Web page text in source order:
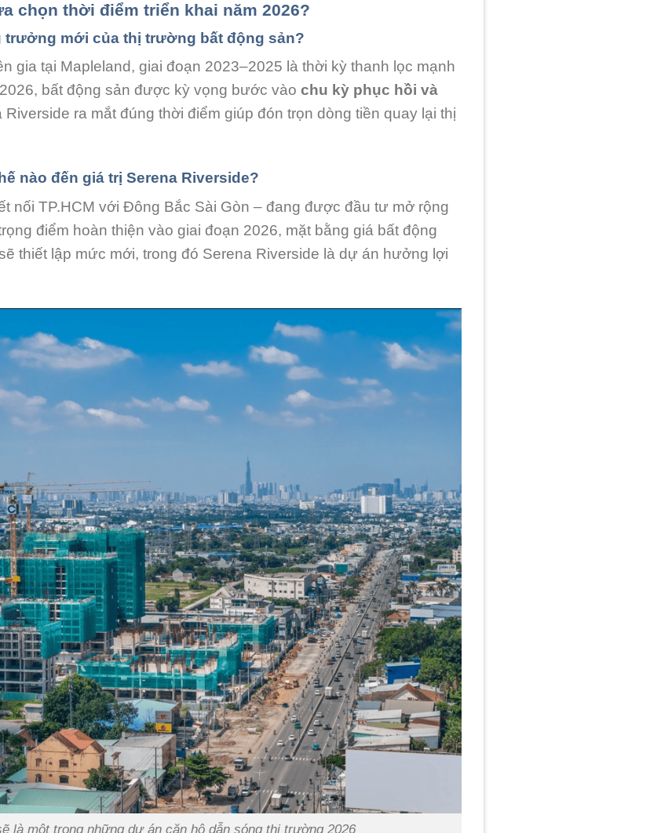
chọn thời điểm triển khai năm 2026?
trưởng mới của thị trường bất động sản?
gia tại Mapleland, giai đoạn 2023–2025 là thời kỳ thanh lọc mạnh
bất động sản được kỳ vọng bước vào chu kỳ phục hồi và
Riverside ra mắt đúng thời điểm giúp đón trọn dòng tiền quay lại thị
nào đến giá trị Serena Riverside?
nối TP.HCM với Đông Bắc Sài Gòn – đang được đầu tư mở rộng
điểm hoàn thiện vào giai đoạn 2026, mặt bằng giá bất động
thiết lập mức mới, trong đó Serena Riverside là dự án hưởng lợi
là một trong những dự án căn hộ dẫn sóng thị trường 2026